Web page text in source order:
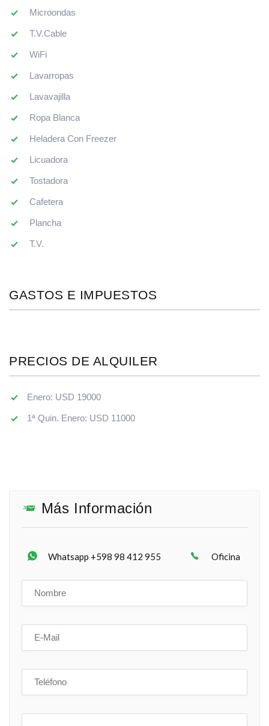
Microondas
T.V.Cable
WiFi
Lavarropas
Lavavajilla
Ropa Blanca
Heladera Con Freezer
Licuadora
Tostadora
Cafetera
Plancha
T.V.
GASTOS E IMPUESTOS
PRECIOS DE ALQUILER
Enero: USD 19000
1ª Quin. Enero: USD 11000
Más Información
Whatsapp +598 98 412 955 Oficina